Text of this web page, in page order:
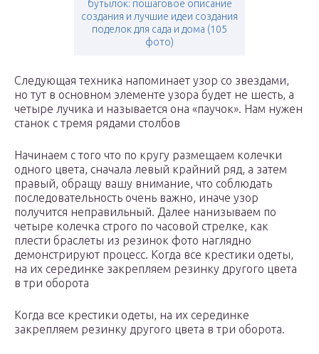
бутылок: пошаговое описание
создания и лучшие идеи создания
поделок для сада и дома (105
фото)
Следующая техника напоминает узор со звездами,
но тут в основном элементе узора будет не шесть, а
четыре лучика и называется она «паучок». Нам нужен
станок с тремя рядами столбов
Начинаем с того что по кругу размещаем колечки
одного цвета, сначала левый крайний ряд, а затем
правый, обращу вашу внимание, что соблюдать
последовательность очень важно, иначе узор
получится неправильный. Далее нанизываем по
четыре колечка строго по часовой стрелке, как
плести браслеты из резинок фото наглядно
демонстрируют процесс. Когда все крестики одеты,
на их серединке закрепляем резинку другого цвета
в три оборота
Когда все крестики одеты, на их серединке
закрепляем резинку другого цвета в три оборота.